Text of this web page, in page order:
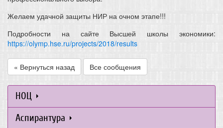
Желаем удачной защиты НИР на очном этапе!!!
Подробности на сайте Высшей школы экономики:
https://olymp.hse.ru/projects/2018/results
« Вернуться назад Все сообщения
НОЦ
Аспирантура